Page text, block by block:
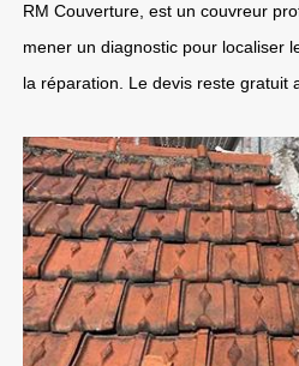
RM Couverture, est un couvreur
mener un diagnostic pour localiser
la réparation. Le devis reste gratuit